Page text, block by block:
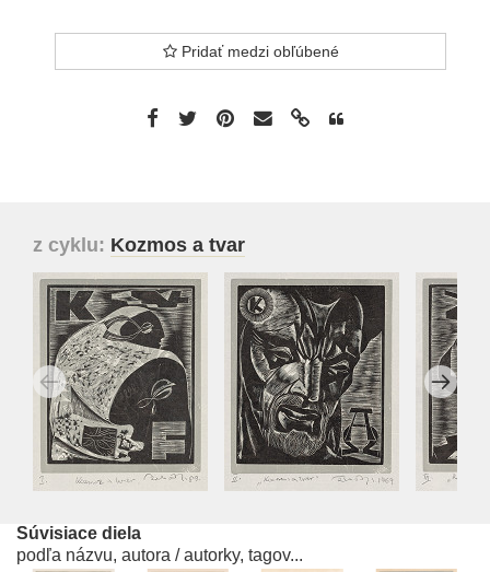
Pridať medzi obľúbené
z cyklu: Kozmos a tvar
Súvisiace diela
podľa názvu, autora / autorky, tagov...